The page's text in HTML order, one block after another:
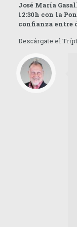
José María
12:30h con la
confianza entre
Descárgate el